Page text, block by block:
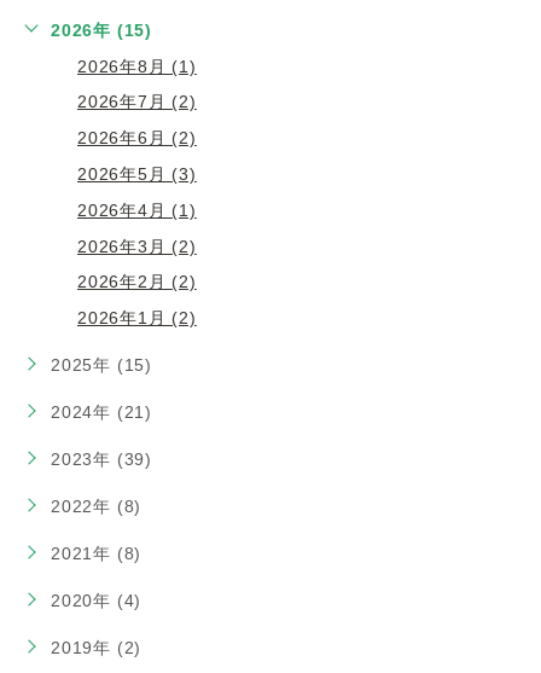
2026年 (15)
2026年8月 (1)
2026年7月 (2)
2026年6月 (2)
2026年5月 (3)
2026年4月 (1)
2026年3月 (2)
2026年2月 (2)
2026年1月 (2)
2025年 (15)
2024年 (21)
2023年 (39)
2022年 (8)
2021年 (8)
2020年 (4)
2019年 (2)